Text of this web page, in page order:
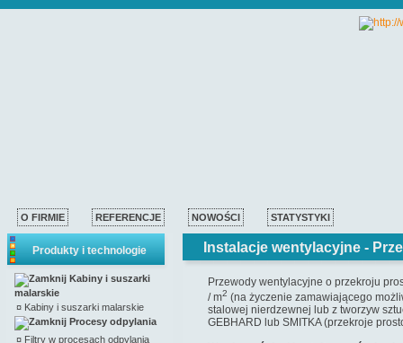
O FIRMIE REFERENCJE NOWOŚCI STATYSTYKI
Produkty i technologie
Kabiny i suszarki
malarskie
¤ Kabiny i suszarki malarskie
Procesy odpylania
¤ Filtry w procesach odpylania
Instalacje wentylacyjne -
Przewody wentylacyjne o przekroju
/ m2 (na życzenie zamawiającego
stalowej nierdzewnej lub z tworzyw
GEBHARD lub SMITKA (przekroje